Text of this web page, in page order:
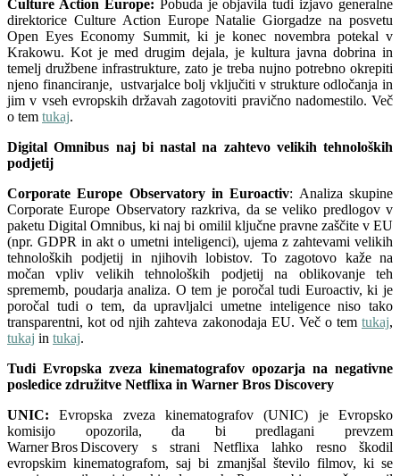
Culture Action Europe: Pobuda je objavila tudi izjavo generalne
direktorice Culture Action Europe Natalie Giorgadze na posvetu
Open Eyes Economy Summit, ki je konec novembra potekal v
Krakowu. Kot je med drugim dejala, je kultura javna dobrina in
temelj družbene infrastrukture, zato je treba nujno potrebno okrepiti
njeno financiranje, ustvarjalce bolj vključiti v strukture odločanja in
jim v vseh evropskih državah zagotoviti pravično nadomestilo. Več
o tem tukaj.
Digital Omnibus naj bi nastal na zahtevo velikih tehnoloških
podjetij
Corporate Europe Observatory in Euroactiv: Analiza skupine
Corporate Europe Observatory razkriva, da se veliko predlogov v
paketu Digital Omnibus, ki naj bi omilil ključne pravne zaščite v EU
(npr. GDPR in akt o umetni inteligenci), ujema z zahtevami velikih
tehnoloških podjetij in njihovih lobistov. To zagotovo kaže na
močan vpliv velikih tehnoloških podjetij na oblikovanje teh
sprememb, poudarja analiza. O tem je poročal tudi Euroactiv, ki je
poročal tudi o tem, da upravljalci umetne inteligence niso tako
transparentni, kot od njih zahteva zakonodaja EU. Več o tem tukaj,
tukaj in tukaj.
Tudi Evropska zveza kinematografov opozarja na negativne
posledice združitve Netflixa in Warner Bros Discovery
UNIC:Evropska zveza kinematografov (UNIC) je Evropsko
komisijo opozorila, da bi predlagani prevzem
Warner Bros Discovery s strani Netflixa lahko resno škodil
evropskim kinematografom, saj bi zmanjšal število filmov, ki se